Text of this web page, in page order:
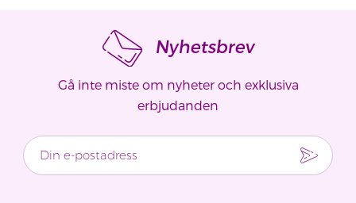
Nyhetsbrev
Gå inte miste om nyheter och exklusiva
erbjudanden